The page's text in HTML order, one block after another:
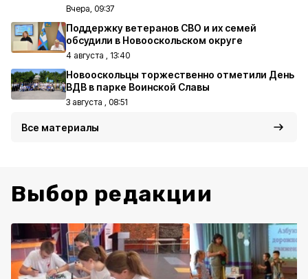
Вчера, 09:37
Поддержку ветеранов СВО и их семей
обсудили в Новооскольском округе
4 августа , 13:40
Новооскольцы торжественно отметили День
ВДВ в парке Воинской Славы
3 августа , 08:51
Все материалы
Выбор редакции